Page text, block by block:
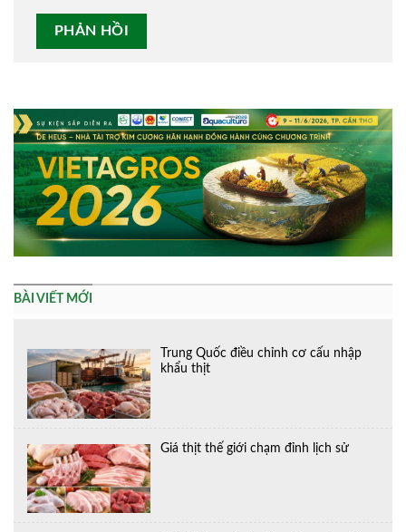
BÀI VIẾT MỚI
Trung Quốc điều chỉnh cơ cấu nhập
khẩu thịt
Giá thịt thế giới chạm đỉnh lịch sử